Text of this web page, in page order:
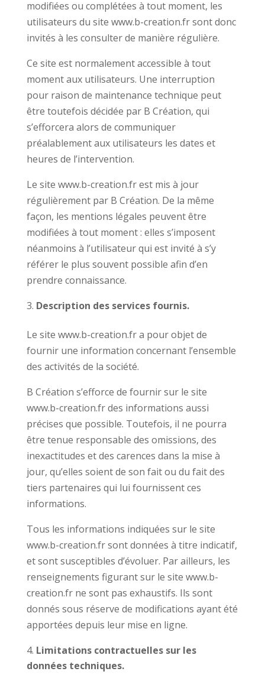
modifiées ou complétées à tout moment, les
utilisateurs du site www.b-creation.fr sont donc
invités à les consulter de manière régulière.
Ce site est normalement accessible à tout
moment aux utilisateurs. Une interruption
pour raison de maintenance technique peut
être toutefois décidée par B Création, qui
s’efforcera alors de communiquer
préalablement aux utilisateurs les dates et
heures de l’intervention.
Le site www.b-creation.fr est mis à jour
régulièrement par B Création. De la même
façon, les mentions légales peuvent être
modifiées à tout moment : elles s’imposent
néanmoins à l’utilisateur qui est invité à s’y
référer le plus souvent possible afin d’en
prendre connaissance.
Description des services fournis.
Le site www.b-creation.fr a pour objet de
fournir une information concernant l’ensemble
des activités de la société.
B Création s’efforce de fournir sur le site
www.b-creation.fr des informations aussi
précises que possible. Toutefois, il ne pourra
être tenue responsable des omissions, des
inexactitudes et des carences dans la mise à
jour, qu’elles soient de son fait ou du fait des
tiers partenaires qui lui fournissent ces
informations.
Tous les informations indiquées sur le site
www.b-creation.fr sont données à titre indicatif,
et sont susceptibles d’évoluer. Par ailleurs, les
renseignements figurant sur le site www.b-
creation.fr ne sont pas exhaustifs. Ils sont
donnés sous réserve de modifications ayant été
apportées depuis leur mise en ligne.
Limitations contractuelles sur les
données techniques.